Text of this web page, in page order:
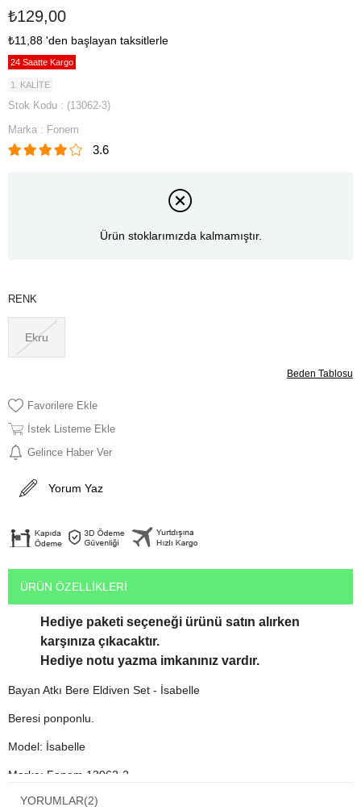
₺129,00
₺11,88 'den başlayan taksitlerle
24 Saatte Kargo
1. KALİTE
Stok Kodu
(13062-3)
Marka : Fonem
3.6
Ürün stoklarımızda kalmamıştır.
RENK
Ekru
Beden Tablosu
Favorilere Ekle
İstek Listeme Ekle
Gelince Haber Ver
Yorum Yaz
ÜRÜN ÖZELLIKLERI
Hediye paketi seçeneği ürünü satın alırken
karşınıza çıkacaktır.
Hediye notu yazma imkanınız vardır.
Bayan Atkı Bere Eldiven Set - İsabelle
Beresi ponponlu.
Model: İsabelle
Marka: Fonem 13062-2
YORUMLAR(2)